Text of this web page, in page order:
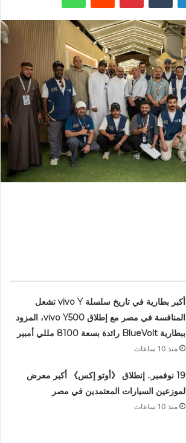
أكبر بطارية في تاريخ سلسلة vivo Y تشعل
المنافسة في مصر مع إطلاق vivo Y500، المزود
ببطارية BlueVolt رائدة بسعة 8100 مللي أمبير
منذ 10 ساعات
19 نوفمبر.. إنطلاق 《أوتو إكس》 أكبر معرض
لموزعين السيارات المعتمدين في مصر
منذ 10 ساعات